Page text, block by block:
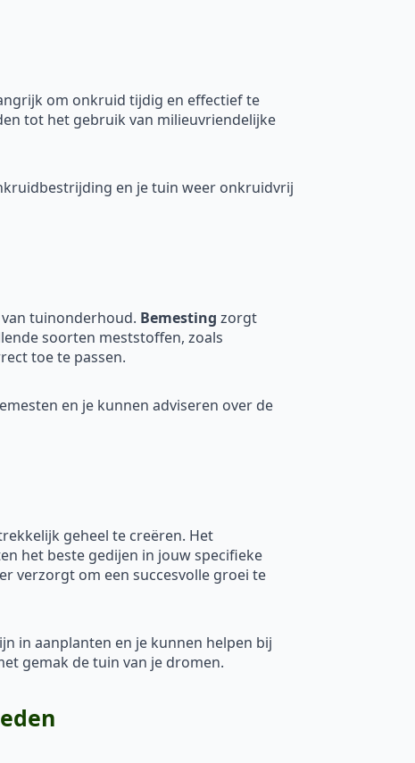
om onkruid tijdig en effectief te
tot het gebruik van milieuvriendelijke
en je tuin weer onkruidvrij
tuinonderhoud. Bemesting zorgt
soorten meststoffen, zoals
toe te passen.
en je kunnen adviseren over de
geheel te creëren. Het
het beste gedijen in jouw specifieke
verzorgt om een succesvolle groei te
in aanplanten en je kunnen helpen bij
gemak de tuin van je dromen.